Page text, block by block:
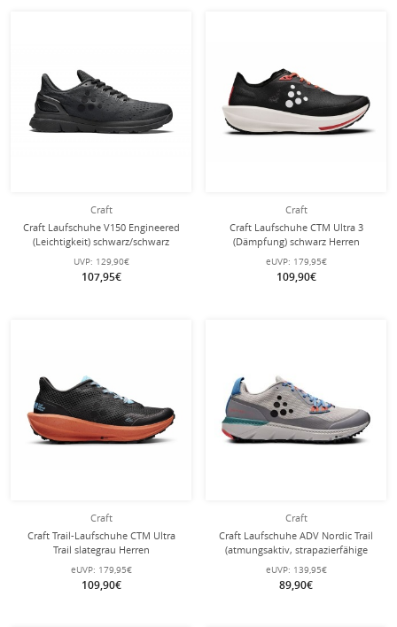
Craft
Craft Laufschuhe V150 Engineered
(Leichtigkeit) schwarz/schwarz
Herren
UVP: 129,90€
107,95€
Craft
Craft Laufschuhe CTM Ultra 3
(Dämpfung) schwarz Herren
eUVP: 179,95€
109,90€
Craft
Craft Trail-Laufschuhe CTM Ultra
Trail slategrau Herren
eUVP: 179,95€
109,90€
Craft
Craft Laufschuhe ADV Nordic Trail
(atmungsaktiv, strapazierfähige
Sohle) grau/bunt Herren
eUVP: 139,95€
89,90€